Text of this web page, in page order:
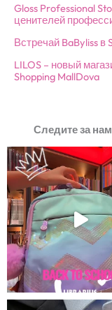
Gloss Professional
ценителей
Встречай BaByliss в
LILOS – новый
Shopping MallDova
Следите за